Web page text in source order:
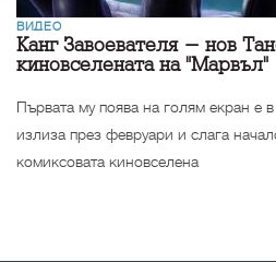
ВИДЕО
Канг Завоевателя - нов
киновселената на "Марвъл"
Първата му поява на голям екран е
излиза през февруари и слага
комиксовата киновселена